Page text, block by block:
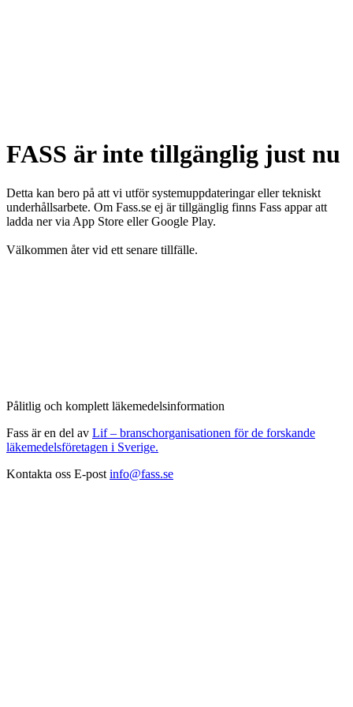
FASS är inte tillgänglig just nu
Detta kan bero på att vi utför systemuppdateringar eller tekniskt
underhållsarbete. Om Fass.se ej är tillgänglig finns Fass appar att
ladda ner via App Store eller Google Play.
Välkommen åter vid ett senare tillfälle.
Pålitlig och komplett läkemedelsinformation
Fass är en del av Lif – branschorganisationen för de forskande
läkemedelsföretagen i Sverige.
Kontakta oss E-post info@fass.se